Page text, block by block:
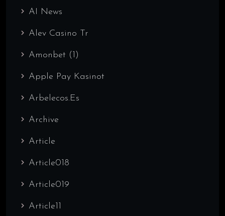
AI News
Alev Casino Tr
Amonbet (1)
Apple Pay Kasinot
Arbelecos.es
Archive
Article
Article018
Article019
Article11